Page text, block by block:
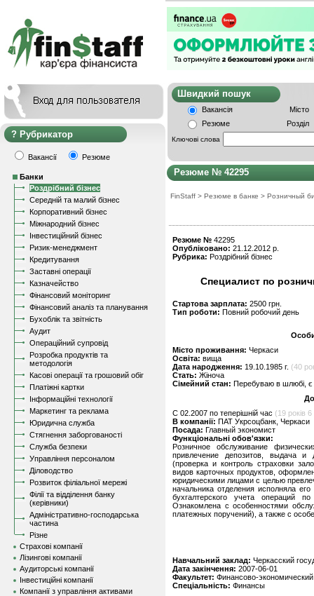
Рубрикатор
Вакансії Резюме
Банки
Роздрібний бізнес
Середній та малий бізнес
Корпоративний бізнес
Міжнародний бізнес
Інвестиційний бізнес
Ризик-менеджмент
Кредитування
Заставні операції
Казначейство
Фінансовий моніторинг
Фінансовий аналіз та планування
Бухоблік та звітність
Аудит
Операційний супровід
Розробка продуктів та
методологія
Касові операції та грошовий обіг
Платіжні картки
Інформаційні технології
Маркетинг та реклама
Юридична служба
Стягнення заборгованості
Служба безпеки
Управління персоналом
Діловодство
Розвиток філіальної мережі
Філії та відділення банку
(керівники)
Адміністративно-господарська
частина
Різне
Страхові компанії
Лізингові компанії
Аудиторські компанії
Інвестиційні компанії
Компанії з управління активами
Швидкий
Вакансія
Місто
Резюме
Розділ
Ключові слова
Резюме № 42295
FinStaff > Резюме в банке > Розничный
Резюме № 42295
Опубліковано: 21.12.2012 р.
Рубрика: Роздрібний бізнес
Специалист по
Стартова зарплата: 2500 грн.
Тип роботи: Повний робочий день
Місто проживання: Черкаси
Освіта: вища
Дата народження: 19.10.1985 г. (40
Стать: Жіноча
Сімейний стан: Перебуваю в шлюбі, є
C 02.2007 по теперішній час (19 років 6
В компанії: ПАТ Укрсоцбанк, Черкаси
Посада: Главный экономист
Функціональні обов'язки:
Розничное обслуживание
привлечение депозитов, выдача и
(проверка и контроль страховки
видов карточных продуктов,
юридическими лицами с целью
начальника отделения исполняла
бухгалтерского учета операций
Ознакомлена с особенностями
платежных поручений), а также с
Навчальний заклад: Черкасский
Дата закінчення: 2007-06-01
Факультет: Финансово-экономический
Спеціальність: Финансы